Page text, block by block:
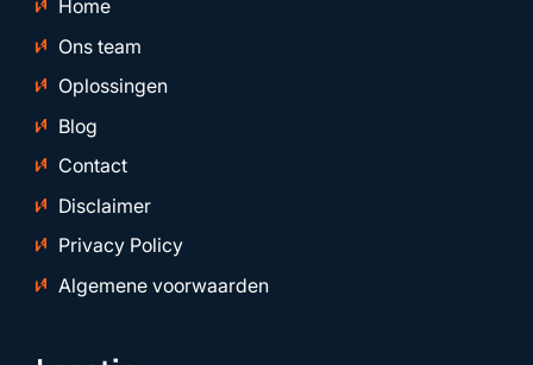
Contact
Disclaimer
Privacy Policy
Algemene voorwaarden
Locatie
Kerkenbos 1079d